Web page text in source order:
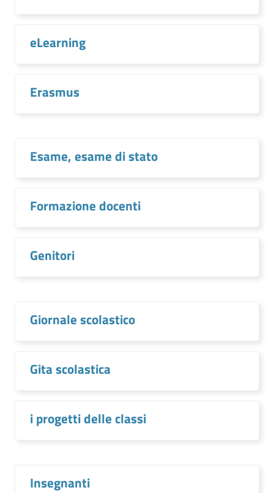
eLearning
Erasmus
Esame, esame di stato
Formazione docenti
Genitori
Giornale scolastico
Gita scolastica
i progetti delle classi
Insegnanti